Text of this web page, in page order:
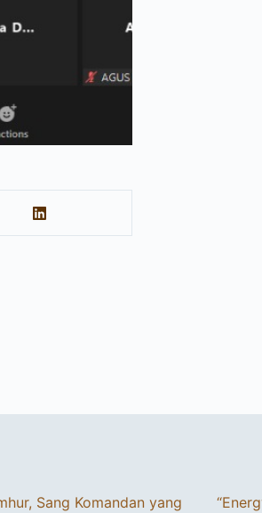
Sang Komandan yang